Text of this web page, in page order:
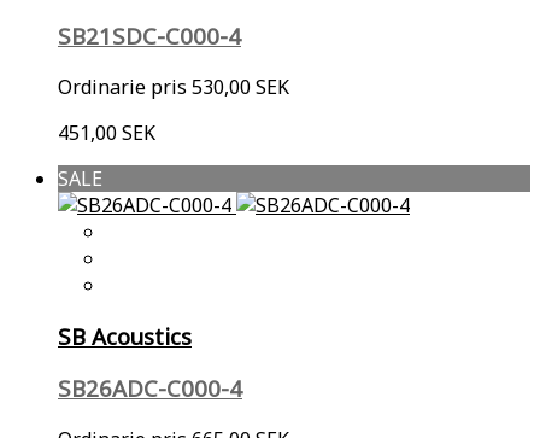
SB21SDC-C000-4
Ordinarie pris 530,00 SEK
451,00 SEK
SALE
SB Acoustics
SB26ADC-C000-4